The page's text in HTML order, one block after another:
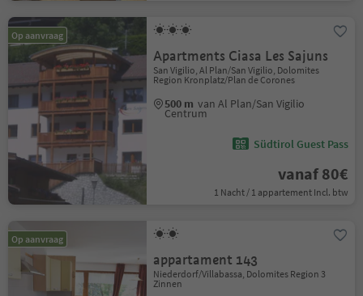
Op aanvraag
Apartments Ciasa Les Sajuns
San Vigilio, Al Plan/San Vigilio, Dolomites
Region Kronplatz/Plan de Corones
500 m van Al Plan/San Vigilio
Centrum
Südtirol Guest Pass
vanaf 80€
1 Nacht / 1 appartement Incl. btw
Op aanvraag
appartament 143
Niederdorf/Villabassa, Dolomites Region 3
Zinnen